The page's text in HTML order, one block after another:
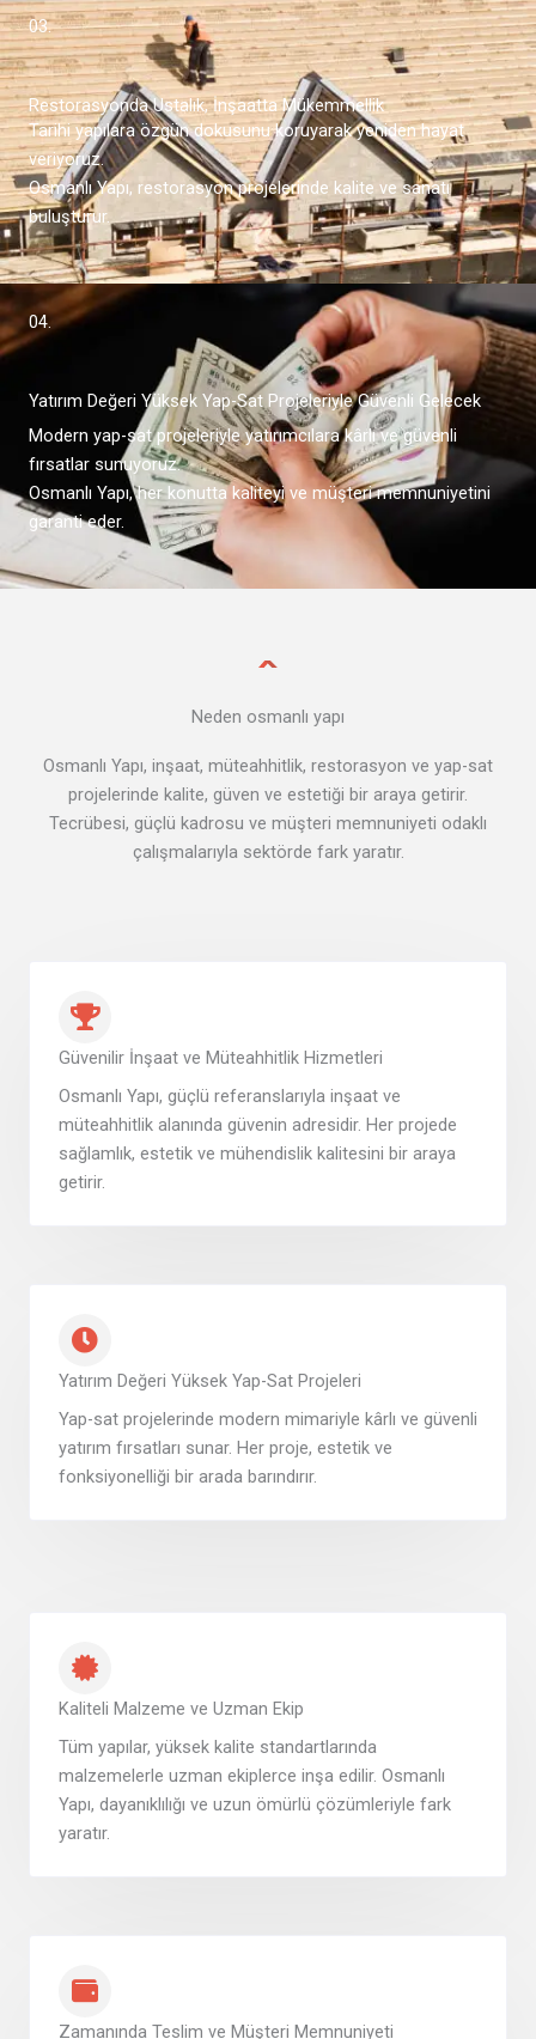
03.
Restorasyonda Ustalık, İnşaatta Mükemmellik
Tarihi yapılara özgün dokusunu koruyarak yeniden hayat
veriyoruz.
Osmanlı Yapı, restorasyon projelerinde kalite ve sanatı
buluşturur.
04.
Yatırım Değeri Yüksek Yap-Sat Projeleriyle Güvenli Gelecek
Modern yap-sat projeleriyle yatırımcılara kârlı ve güvenli
fırsatlar sunuyoruz.
Osmanlı Yapı, her konutta kaliteyi ve müşteri memnuniyetini
garanti eder.
Neden osmanlı yapı
Osmanlı Yapı, inşaat, müteahhitlik, restorasyon ve yap-sat
projelerinde kalite, güven ve estetiği bir araya getirir.
Tecrübesi, güçlü kadrosu ve müşteri memnuniyeti odaklı
çalışmalarıyla sektörde fark yaratır.
Güvenilir İnşaat ve Müteahhitlik Hizmetleri
Osmanlı Yapı, güçlü referanslarıyla inşaat ve
müteahhitlik alanında güvenin adresidir. Her projede
sağlamlık, estetik ve mühendislik kalitesini bir araya
getirir.
Yatırım Değeri Yüksek Yap-Sat Projeleri
Yap-sat projelerinde modern mimariyle kârlı ve güvenli
yatırım fırsatları sunar. Her proje, estetik ve
fonksiyonelliği bir arada barındırır.
Kaliteli Malzeme ve Uzman Ekip
Tüm yapılar, yüksek kalite standartlarında
malzemelerle uzman ekiplerce inşa edilir. Osmanlı
Yapı, dayanıklılığı ve uzun ömürlü çözümleriyle fark
yaratır.
Zamanında Teslim ve Müşteri Memnuniyeti